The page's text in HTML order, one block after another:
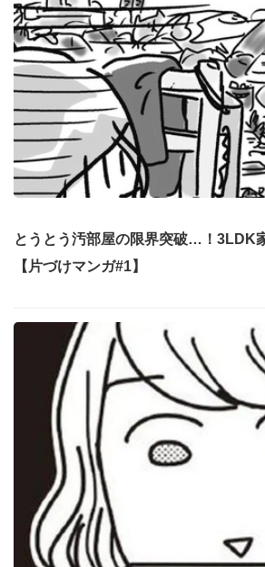
とうとう汚部屋の限界突破…！3LDK
【片づけマンガ#1】